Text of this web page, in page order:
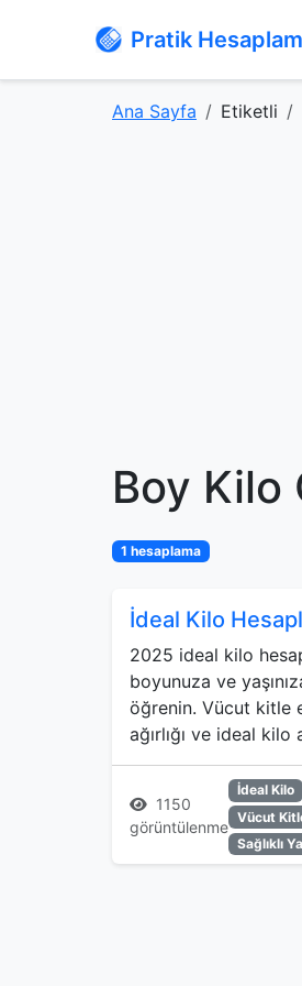
Pratik
Ana Sayfa Etiketli
Boy Kilo
1 hesaplama
İdeal Kilo
2025 ideal kilo
boyunuza ve
öğrenin. Vücut kitle
ağırlığı ve ideal kilo
1150
görüntülenme
İdeal Kilo
Vücut
Sağlıklı